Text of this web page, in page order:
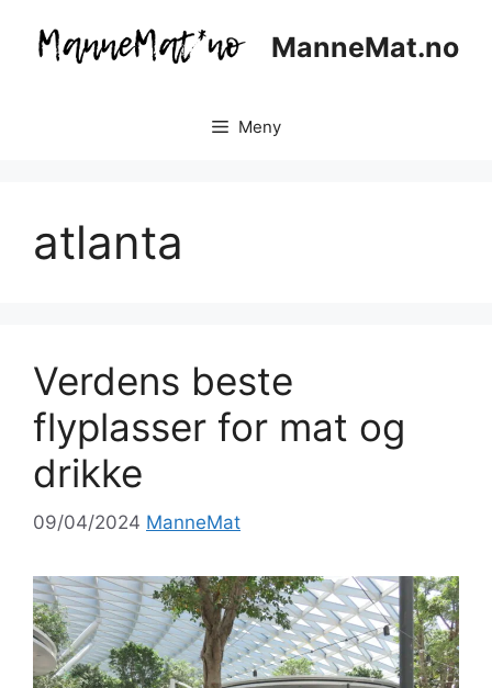
innhold
ManneMat.no
Meny
atlanta
Verdens beste
flyplasser for mat og
drikke
09/04/2024 ManneMat